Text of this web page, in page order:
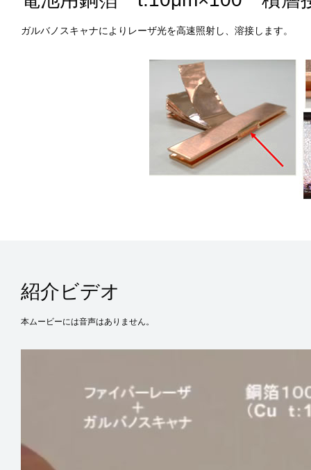
ガルバノスキャナによりレーザ光を高速照射し、溶接します。
紹介ビデオ
本ムービーには音声はありません。